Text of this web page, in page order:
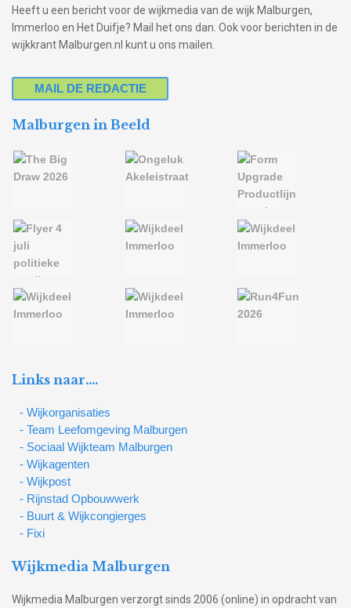
Heeft u een bericht voor de wijkmedia van de wijk Malburgen,
Immerloo en Het Duifje? Mail het ons dan. Ook voor berichten in de
wijkkrant Malburgen.nl kunt u ons mailen.
MAIL DE REDACTIE
Malburgen in Beeld
Links naar….
- Wijkorganisaties
- Team Leefomgeving Malburgen
- Sociaal Wijkteam Malburgen
- Wijkagenten
- Wijkpost
- Rijnstad Opbouwwerk
- Buurt & Wijkcongierges
- Fixi
Wijkmedia Malburgen
Wijkmedia Malburgen verzorgt sinds 2006 (online) in opdracht van